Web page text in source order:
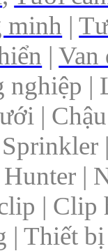
minh |
|Van
nghiệp |
|
|
| Clip
| Thiết